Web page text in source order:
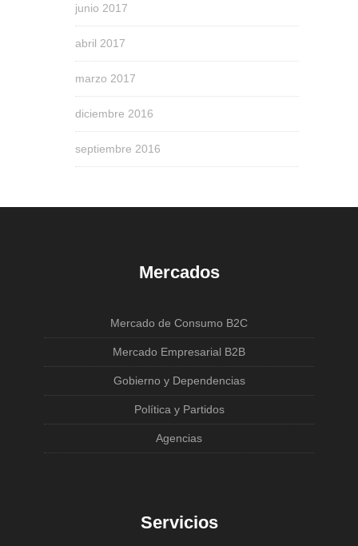
junio 2017
abril 2017
marzo 2017
diciembre 2016
septiembre 2016
Mercados
Mercado de Consumo B2C
Mercado Empresarial B2B
Gobierno y Dependencias
Política y Partidos
Agencias
Servicios